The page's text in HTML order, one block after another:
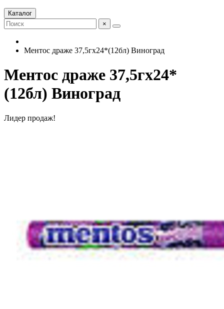
Каталог
×
Ментос драже 37,5гх24*(12бл) Виноград
Ментос драже 37,5гх24*
(12бл) Виноград
Лидер продаж!